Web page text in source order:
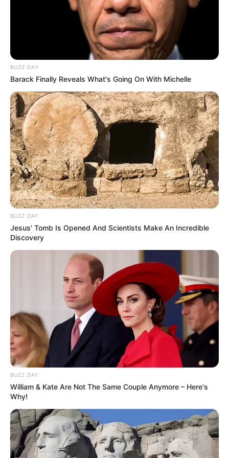
Fonte:youshibaodian
11. Para fazer um boneco de neve, pegue 2
bolinhas de isopor, faça um corte com estilete e
junte-as com cola. Em seguida, pinte o rostinho e
adicione os adereços de
feltro.
BUZZ DAY
Barack Finally Reveals What's Going On With Michelle
BUZZ DAY
Jesus' Tomb Is Opened And Scientists Make An Incredible
Discovery
BUZZ DAY
William & Kate Are Not The Same Couple Anymore – Here's
Why!